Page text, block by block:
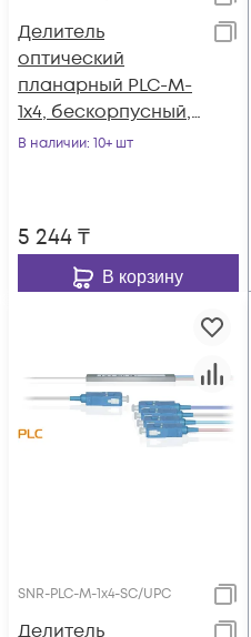
Делитель
оптический
планарный PLC-M-
1x4, бескорпусный,
разъемы SC/APC
В наличии: 10+ шт
5 244₸
В корзину
SNR-PLC-M-1x4-SC/UPC
Делитель